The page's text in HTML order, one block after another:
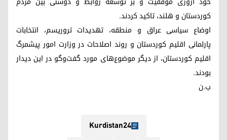
کوردستان و هلند، تاکید کردند.
اوضاع سیاسی عراق و منطقه، تهدیدات تروریسم، انتخابات
پارلمانی اقلیم کوردستان و روند اصلاحات در وزارت امور پیشمرگ
اقلیم کوردستان، از دیگر موضوع‌های مورد گفت‌وگو در این دیدار
بودند.
ب.ن
Kurdistan24